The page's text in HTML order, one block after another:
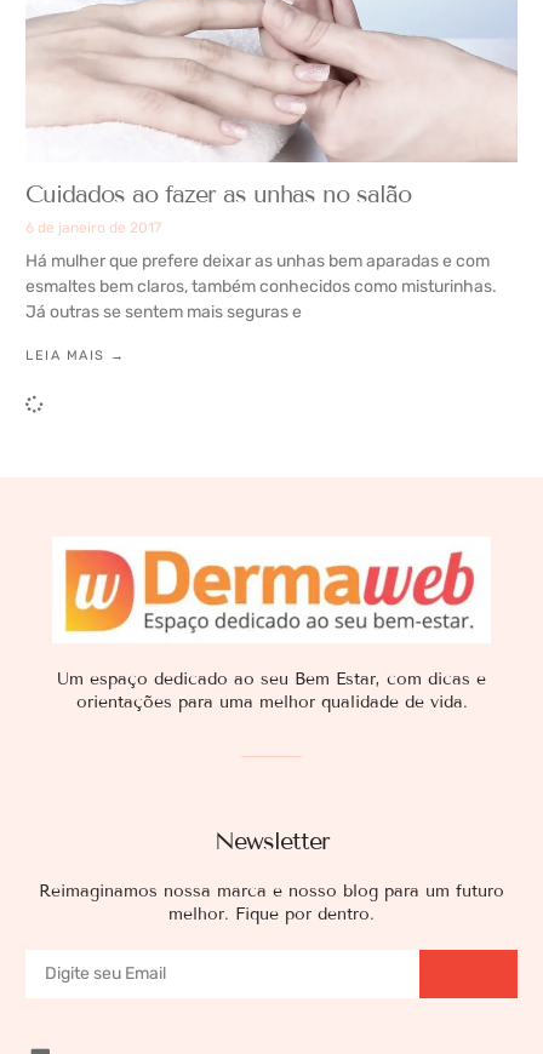
Cuidados ao fazer as unhas no salão
6 de janeiro de 2017
Há mulher que prefere deixar as unhas bem aparadas e com
esmaltes bem claros, também conhecidos como misturinhas.
Já outras se sentem mais seguras e
LEIA MAIS →
Newsletter
Reimaginamos nossa marca e nosso blog para um futuro
melhor. Fique por dentro.
Um espaço dedicado ao seu Bem Estar, com dicas e
orientações para uma melhor qualidade de vida.